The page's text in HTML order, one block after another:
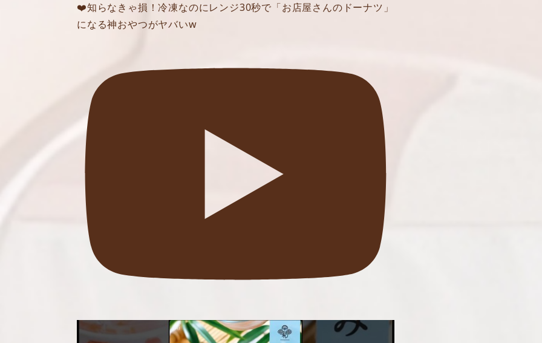
❤️知らなきゃ損！冷凍なのにレンジ30秒で「お店屋さんのドーナツ」
になる神おやつがヤバいw